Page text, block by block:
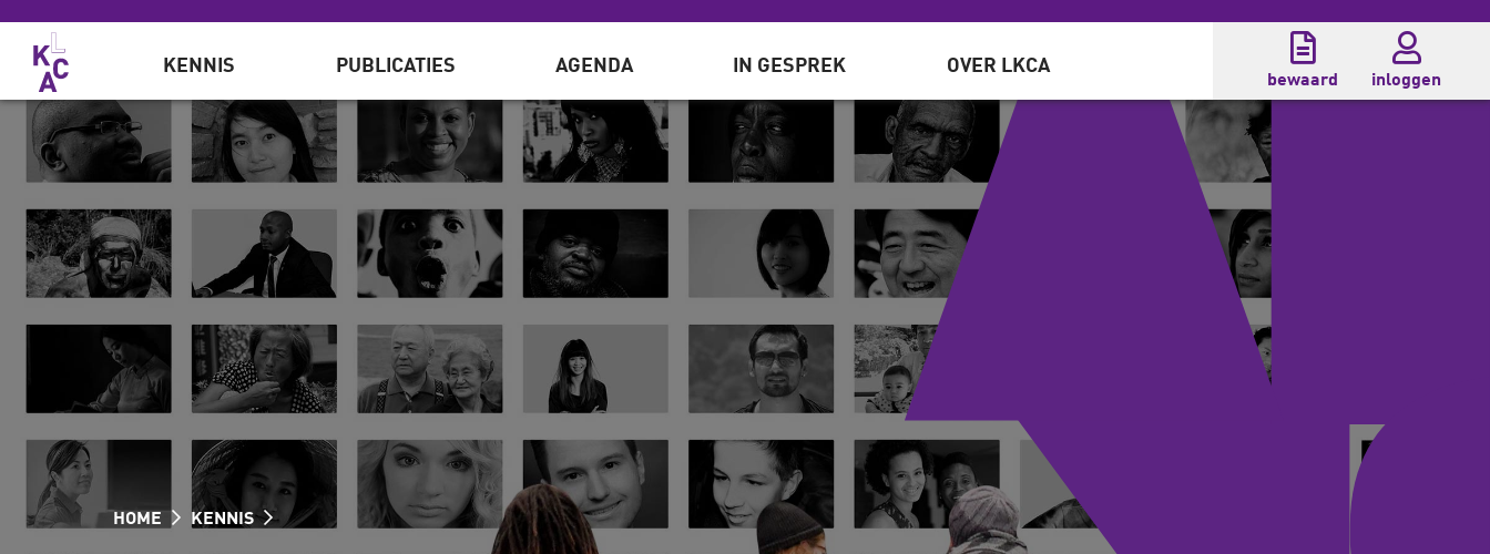
Overslaan en naar de inhoud gaan
KENNIS PUBLICATIES AGENDA IN GESPREK OVER LKCA
bewaard inloggen
HOME KENNIS